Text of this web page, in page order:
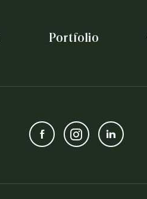
Portfolio